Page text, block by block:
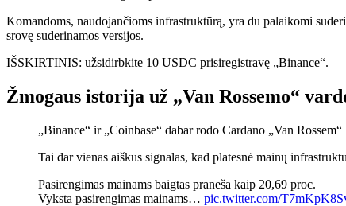
Komandoms, naudojančioms infrastruktūrą, yra du palaikomi
srovę suderinamos versijos.
IŠSKIRTINIS: užsidirbkite 10 USDC prisiregistravę „Binance“.
Žmogaus istorija už „Van Rossemo“
„Binance“ ir „Coinbase“ dabar rodo Cardano „Van
Tai dar vienas aiškus signalas, kad platesnė mainų
Pasirengimas mainams baigtas praneša kaip 20,69 proc.
Vyksta pasirengimas mainams… pic.twitter.com/